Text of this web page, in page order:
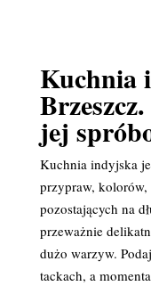
Kuchnia
jej
Kuchnia indyjska
przypraw, kolorów,
pozostających na
przeważnie
dużo warzyw.
tackach, a